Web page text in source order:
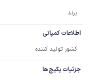
برند
اطلاعات کمپانی
کشور تولید کننده
جزئیات پکیج ها